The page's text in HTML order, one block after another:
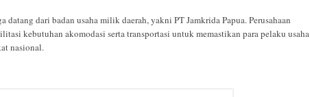
dari badan usaha milik daerah, yakni PT Jamkrida Papua. Perusahaan
kebutuhan akomodasi serta transportasi untuk memastikan para pelaku usaha
nasional.